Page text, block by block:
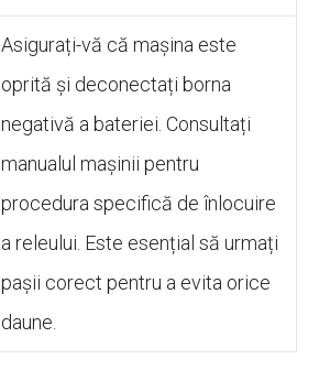
Asigurați-vă că mașina este
oprită și deconectați borna
negativă a bateriei. Consultați
manualul mașinii pentru
procedura specifică de înlocuire
a releului. Este esențial să urmați
pașii corect pentru a evita orice
daune.